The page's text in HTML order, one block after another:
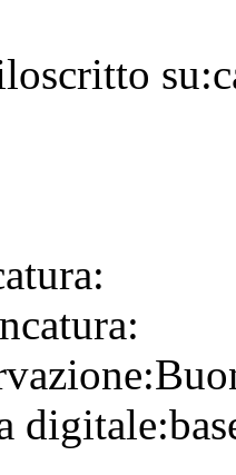
su:
digitale: